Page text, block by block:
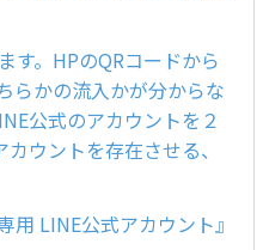
す。HPのQRコードから
らかの流入かが分からな
公式のアカウントを２
ウントを存在させる、
LINE公式アカウント』